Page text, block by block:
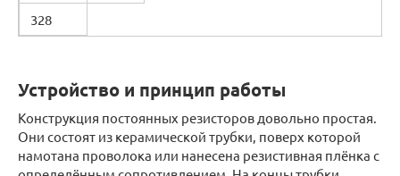
328
Устройство и принцип работы
Конструкция постоянных резисторов довольно простая.
Они состоят из керамической трубки, поверх которой
намотана проволока или нанесена резистивная плёнка с